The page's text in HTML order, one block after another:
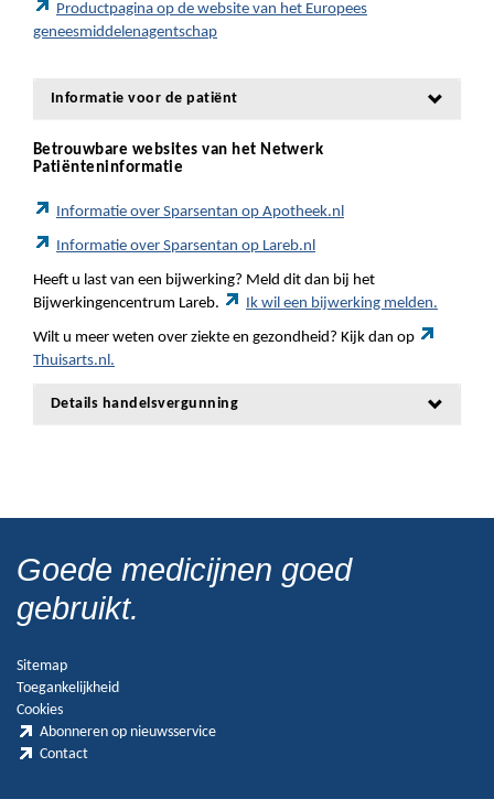
Productpagina op de website van het Europees
geneesmiddelenagentschap
Informatie voor de patiënt
Betrouwbare websites van het Netwerk
Patiënteninformatie
Informatie over Sparsentan op Apotheek.nl
Informatie over Sparsentan op Lareb.nl
Heeft u last van een bijwerking? Meld dit dan bij het
Bijwerkingencentrum Lareb.
Ik wil een bijwerking melden.
Wilt u meer weten over ziekte en gezondheid? Kijk dan op
Thuisarts.nl.
Details handelsvergunning
Goede medicijnen goed
gebruikt.
Sitemap
Toegankelijkheid
Cookies
Abonneren op nieuwsservice
Contact